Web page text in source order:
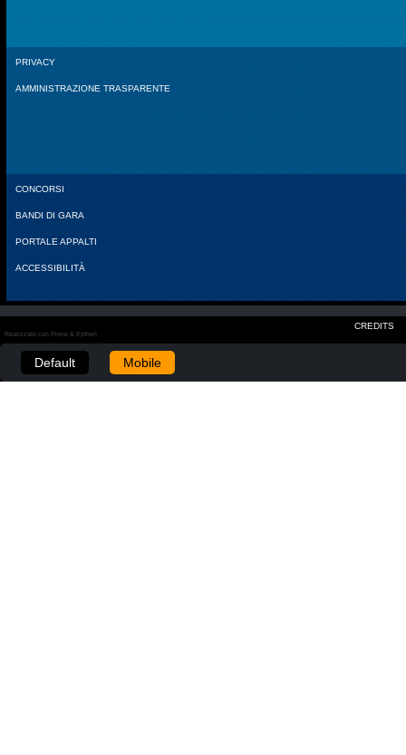
PRIVACY
AMMINISTRAZIONE TRASPARENTE
CONCORSI
BANDI DI GARA
PORTALE APPALTI
ACCESSIBILITÀ
CREDITS
Realizzato con Plone & Python
Default Mobile